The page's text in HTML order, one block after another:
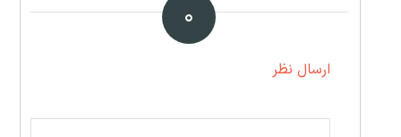
۰
ارسال نظر